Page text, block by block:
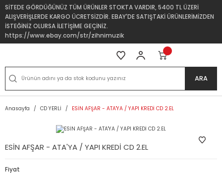
SİTEDE GÖRDÜĞÜNÜZ TÜM ÜRÜNLER STOKTA VARDIR, 5400 TL ÜZERİ
ALIŞVERİŞLERDE KARGO ÜCRETSİZDİR. EBAY'DE SATIŞTAKİ ÜRÜNLERİMİZDEN
İSTEĞİNİZ OLURSA İLETİŞİME GEÇİNİZ.
https://www.ebay.com/str/zihnimuzik
ARA
Anasayfa CD YERLİ ESİN AFŞAR - ATA'YA / YAPI KREDİ CD 2.EL
ESİN AFŞAR - ATA'YA / YAPI KREDİ CD 2.EL
Fiyat